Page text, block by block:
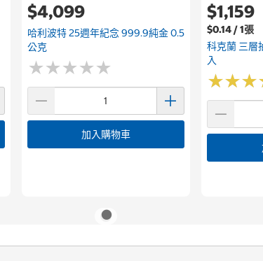
$4,099
哈利波特 25週年紀念 999.9純金 0.5
公克
★★★★★
★★★★★
加入購物車
$1,159
$0.14 / 1張
科克蘭 三層
入
★★★
★★★